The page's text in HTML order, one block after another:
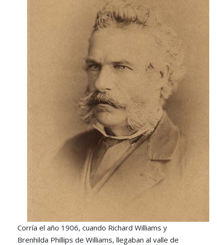
Corría el año 1906, cuando Richard Williams y
Brenhilda Phillips de Williams, llegaban al valle de